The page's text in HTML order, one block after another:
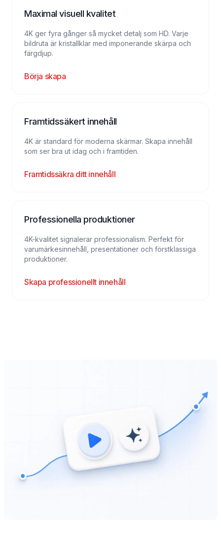
Maximal visuell kvalitet
4K ger fyra gånger så mycket detalj som HD. Varje
bildruta är kristallklar med imponerande skärpa och
färgdjup.
Börja skapa
Framtidssäkert innehåll
4K är standard för moderna skärmar. Skapa innehåll
som ser bra ut idag och i framtiden.
Framtidssäkra ditt innehåll
Professionella produktioner
4K-kvalitet signalerar professionalism. Perfekt för
varumärkesinnehåll, presentationer och förstklassiga
produktioner.
Skapa professionellt innehåll